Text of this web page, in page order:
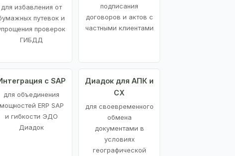
для избавления от
путевок и
проверок
ГИБДД
подписания
договоров и актов с
частными клиентами
с SAP
для объединения
мощностей ERP SAP
и гибкости ЭДО
Диадок
Диадок для АПК и
СХ
для своевременного
обмена
документами в
условиях
географической